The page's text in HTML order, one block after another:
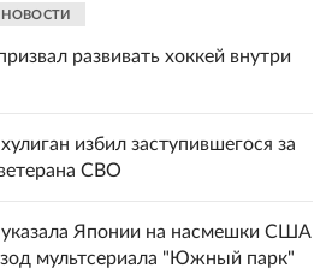
развивать хоккей внутри
избил заступившегося за
СВО
указала Японии на насмешки США
мультсериала "Южный парк"